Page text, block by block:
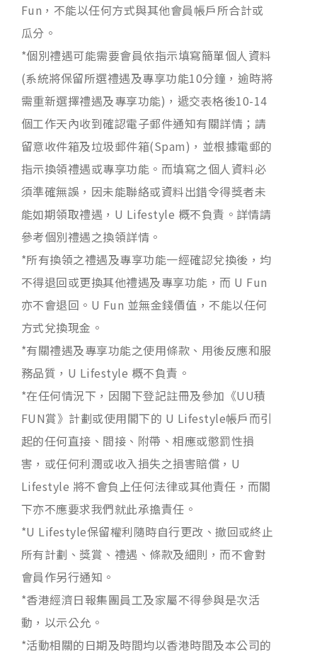
Fun，不能以任何方式與其他會員帳戶所合計或
瓜分。
*個別禮遇可能需要會員依指示填寫簡單個人資料
(系統將保留所選禮遇及專享功能10分鐘，逾時將
需重新選擇禮遇及專享功能)，遞交表格後10-14
個工作天內收到確認電子郵件通知有關詳情；請
留意收件箱及垃圾郵件箱(Spam)，並根據電郵的
指示換領禮遇或專享功能。而填寫之個人資料必
須準確無誤，因未能聯絡或資料出錯令得獎者未
能如期領取禮遇，U Lifestyle 概不負責。詳情請
參考個別禮遇之換領詳情。
*所有換領之禮遇及專享功能一經確認兌換後，均
不得退回或更換其他禮遇及專享功能，而 U Fun
亦不會退回。U Fun 並無金錢價值，不能以任何
方式兌換現金。
*有關禮遇及專享功能之使用條款、用後反應和服
務品質，U Lifestyle 概不負責。
*在任何情況下，因閣下登記註冊及參加《UU積
FUN賞》計劃或使用閣下的 U Lifestyle帳戶而引
起的任何直接、間接、附帶、相應或懲罰性損
害，或任何利潤或收入損失之損害賠償，U
Lifestyle 將不會負上任何法律或其他責任，而閣
下亦不應要求我們就此承擔責任。
*U Lifestyle保留權利隨時自行更改、撤回或終止
所有計劃、獎賞、禮遇、條款及細則，而不會對
會員作另行通知。
*香港經濟日報集團員工及家屬不得參與是次活
動，以示公允。
*活動相關的日期及時間均以香港時間及本公司的